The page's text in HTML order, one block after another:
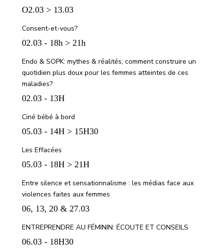
O2.03 > 13.03
Consent-et-vous?
02.03 - 18h > 21h
Endo & SOPK: mythes & réalités, comment construire un
quotidien plus doux pour les femmes atteintes de ces
maladies?
02.03 - 13H
Ciné bébé à bord
05.03 - 14H > 15H30
Les Effacées
05.03 - 18H > 21H
Entre silence et sensationnalisme : les médias face aux
violences faites aux femmes
06, 13, 20 & 27.03
ENTREPRENDRE AU FÉMININ: ÉCOUTE ET CONSEILS
06.03 - 18H30